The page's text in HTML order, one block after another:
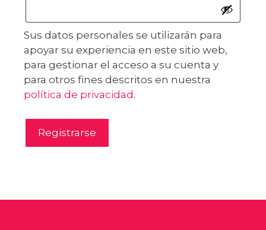
Sus datos personales se utilizarán para
apoyar su experiencia en este sitio web,
para gestionar el acceso a su cuenta y
para otros fines descritos en nuestra
política de privacidad.
Registrarse